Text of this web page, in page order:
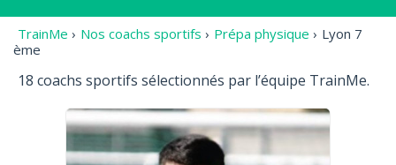
TrainMe › Nos coachs sportifs › Prépa physique › Lyon 7
ème
18 coachs sportifs sélectionnés par l’équipe TrainMe.